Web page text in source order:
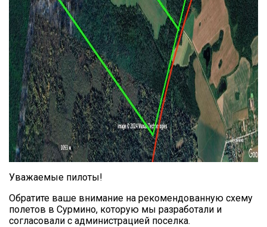
Уважаемые пилоты!
Обратите ваше внимание на рекомендованную схему
полетов в Сурмино, которую мы разработали и
согласовали с администрацией поселка.